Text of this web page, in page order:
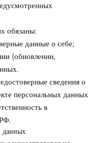
обязаны:
данные о себе;
(обновлении,
сведения о
персональных данных
в
данных